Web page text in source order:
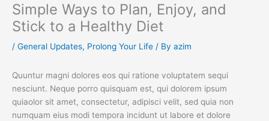
Simple Ways to Plan, Enjoy, and
Stick to a Healthy Diet
/ General Updates, Prolong Your Life / By azim
Quuntur magni dolores eos qui ratione voluptatem sequi
nesciunt. Neque porro quisquam est, qui dolorem ipsum
quiaolor sit amet, consectetur, adipisci velit, sed quia non
numquam eius modi tempora incidunt ut labore et dolore